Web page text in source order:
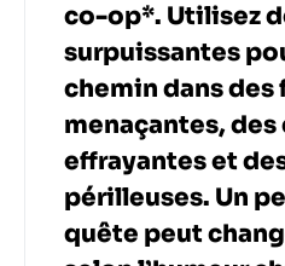
co-op*. Utilisez
surpuissantes
chemin dans des
menaçantes,
effrayantes et
périlleuses. Un
quête peut